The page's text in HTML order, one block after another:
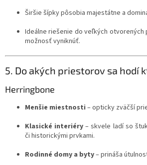
Širšie šípky pôsobia majestátne a
Ideálne riešenie do veľkých
možnosť vyniknúť.
5. Do akých priestorov sa hodí
Herringbone
Menšie miestnosti – opticky zväčší
Klasické interiéry – skvele ladí so
či historickými prvkami.
Rodinné domy a byty– prináša